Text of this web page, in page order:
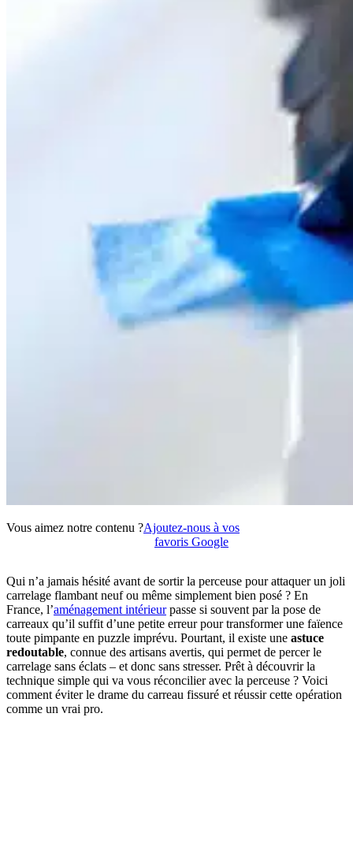
Vous aimez notre contenu ?Ajoutez-nous à vos
favoris Google
Qui n’a jamais hésité avant de sortir la perceuse pour attaquer un joli
carrelage flambant neuf ou même simplement bien posé ? En
France, l’aménagement intérieurpasse si souvent par la pose de
carreaux qu’il suffit d’une petite erreur pour transformer une faïence
toute pimpante en puzzle imprévu. Pourtant, il existe une astuce
redoutable, connue des artisans avertis, qui permet de percer le
carrelage sans éclats – et donc sans stresser. Prêt à découvrir la
technique simple qui va vous réconcilier avec la perceuse ? Voici
comment éviter le drame du carreau fissuré et réussir cette opération
comme un vrai pro.